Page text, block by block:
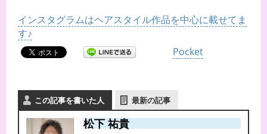
インスタグラムはヘアスタイル作品を中心に載せてま
す♪
Pocket
この記事を書いた人 最新の記事
松下 祐貴